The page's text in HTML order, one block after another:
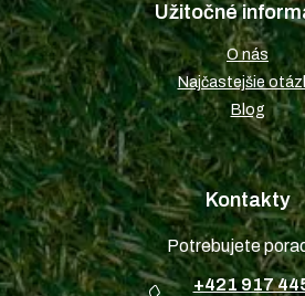
Užitočné
O nás
Najčastejšie
Blog
Kontakty
Potrebujete
+421 917